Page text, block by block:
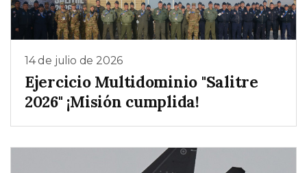
14 de julio de 2026
Ejercicio Multidominio "Salitre
2026" ¡Misión cumplida!